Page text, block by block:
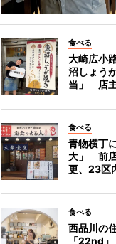
食べる
大崎広小
沼しょう
当」 店
食べる
青物横丁
大」 前
更、23区
食べる
西品川の
「22nd